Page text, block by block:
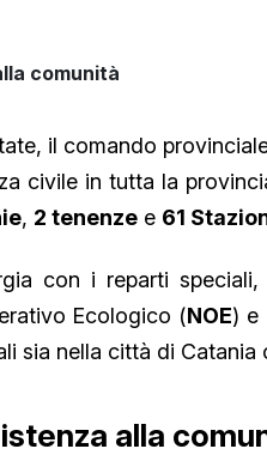
comunità
il comando
civile in tutta la
, 2 tenenze e 61
con i reparti
Ecologico (NOE) e
sia nella città di Catania
alla